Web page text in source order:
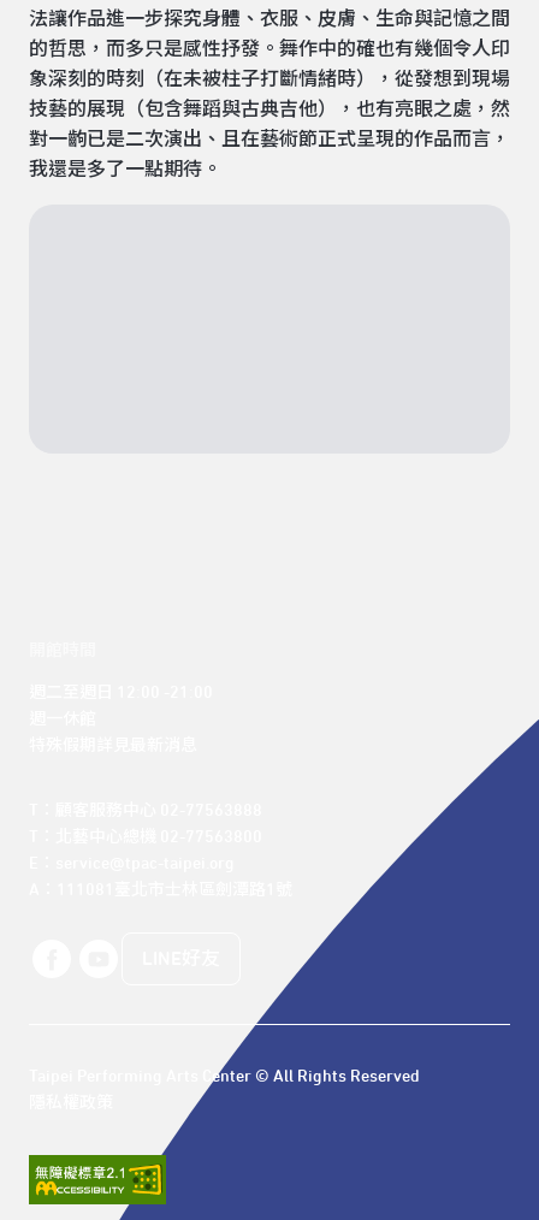
法讓作品進一步探究身體、衣服、皮膚、生命與記憶之間
的哲思，而多只是感性抒發。舞作中的確也有幾個令人印
象深刻的時刻（在未被柱子打斷情緒時），從發想到現場
技藝的展現（包含舞蹈與古典吉他），也有亮眼之處，然
對一齣已是二次演出、且在藝術節正式呈現的作品而言，
我還是多了一點期待。
Taipei Performing Arts Center © All Rights Reserved